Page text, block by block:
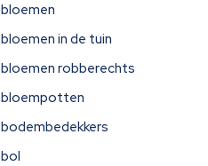
bloemen
bloemen in de tuin
bloemen robberechts
bloempotten
bodembedekkers
bol